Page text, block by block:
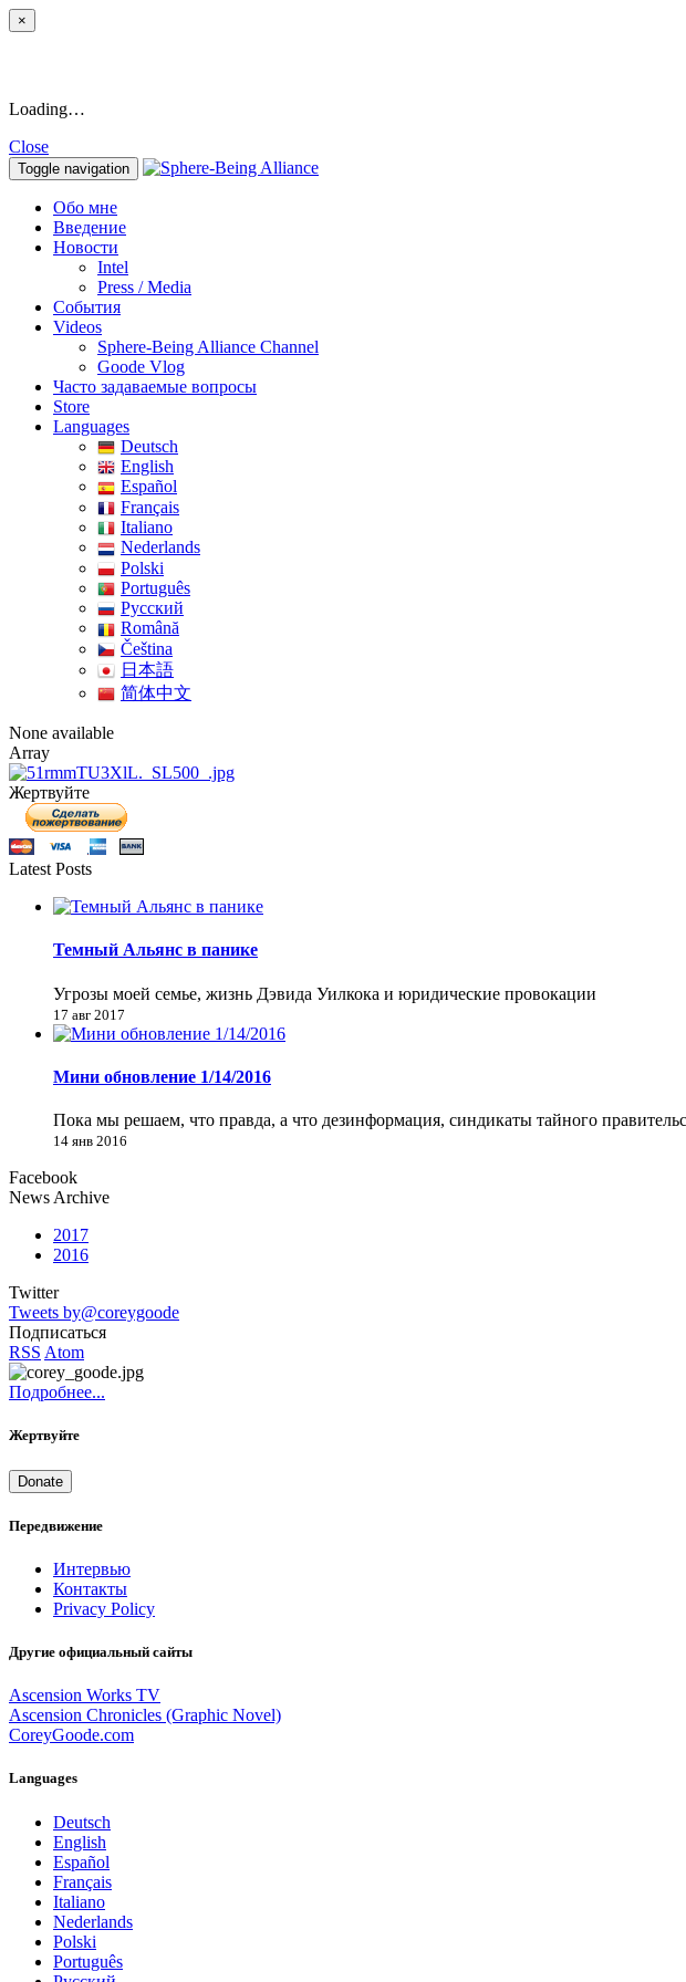
×
Loading…
Close
Toggle navigation
Обо мне
Введение
Новости
Intel
Press / Media
События
Videos
Sphere-Being Alliance Channel
Goode Vlog
Часто задаваемые вопросы
Store
Languages
Deutsch
English
Español
Français
Italiano
Nederlands
Polski
Português
Pусский
Română
Čeština
日本語
简体中文
None available
Array
Жертвуйте
Latest Posts
Темный Альянс в панике
Угрозы моей семье, жизнь Дэвида Уилкока и юридические провокации
17 авг 2017
Мини обновление 1/14/2016
Пока мы решаем, что правда, а что дезинформация, синдикаты тайного
14 янв 2016
Facebook
News Archive
2017
2016
Twitter
Tweets by@coreygoode
Подписаться
RSS Atom
Подробнее...
Жертвуйте
Donate
Передвижение
Интервью
Контакты
Privacy Policy
Другие официальный сайты
Ascension Works TV
Ascension Chronicles (Graphic Novel)
CoreyGoode.com
Languages
Deutsch
English
Español
Français
Italiano
Nederlands
Polski
Português